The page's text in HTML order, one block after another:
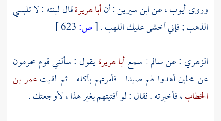
وروىأيوب، عنابن سيرين: أنأبا هريرةقال لبنته : لا تلبسي
الذهب ; فإني أخشى عليك اللهب .[ص:
الزهري : عنسالم : سمعأبا هريرةيقول : سألني قوم محرمون
عن محلين أهدوا لهم صيدا . فأمرتهم بأكله . ثم لقيتعمر بن
الخطاب، فأخبرته . فقال : لو أفتيتهم بغير هذا ، لأوجعتك .